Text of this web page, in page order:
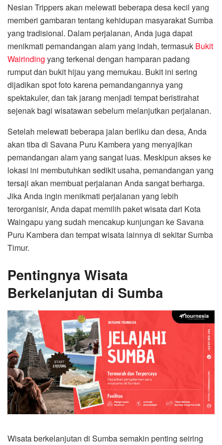
Nesian Trippers akan melewati beberapa desa kecil yang
memberi gambaran tentang kehidupan masyarakat Sumba
yang tradisional. Dalam perjalanan, Anda juga dapat
menikmati pemandangan alam yang indah, termasuk Bukit
Wairinding yang terkenal dengan hamparan padang
rumput dan bukit hijau yang memukau. Bukit ini sering
dijadikan spot foto karena pemandangannya yang
spektakuler, dan tak jarang menjadi tempat beristirahat
sejenak bagi wisatawan sebelum melanjutkan perjalanan.
Setelah melewati beberapa jalan berliku dan desa, Anda
akan tiba di Savana Puru Kambera yang menyajikan
pemandangan alam yang sangat luas. Meskipun akses ke
lokasi ini membutuhkan sedikit usaha, pemandangan yang
tersaji akan membuat perjalanan Anda sangat berharga.
Jika Anda ingin menikmati perjalanan yang lebih
terorganisir, Anda dapat memilih paket wisata dari Kota
Waingapu yang sudah mencakup kunjungan ke Savana
Puru Kambera dan tempat wisata lainnya di sekitar Sumba
Timur.
Pentingnya Wisata
Berkelanjutan di Sumba
Wisata berkelanjutan di Sumba semakin penting seiring